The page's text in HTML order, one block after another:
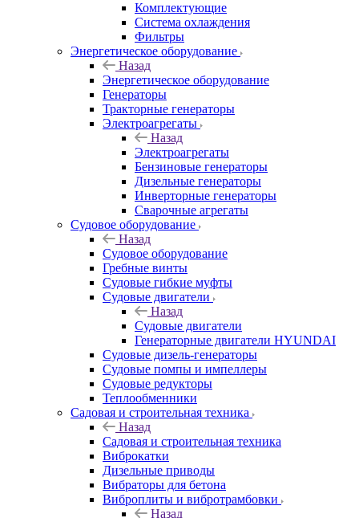
Комплектующие
Система охлаждения
Фильтры
Энергетическое оборудование
Назад
Энергетическое оборудование
Генераторы
Тракторные генераторы
Электроагрегаты
Назад
Электроагрегаты
Бензиновые генераторы
Дизельные генераторы
Инверторные генераторы
Сварочные агрегаты
Судовое оборудование
Назад
Судовое оборудование
Гребные винты
Судовые гибкие муфты
Судовые двигатели
Назад
Судовые двигатели
Генераторные двигатели HYUNDAI
Судовые дизель-генераторы
Судовые помпы и импеллеры
Судовые редукторы
Теплообменники
Садовая и строительная техника
Назад
Садовая и строительная техника
Виброкатки
Дизельные приводы
Вибраторы для бетона
Виброплиты и вибротрамбовки
Назад